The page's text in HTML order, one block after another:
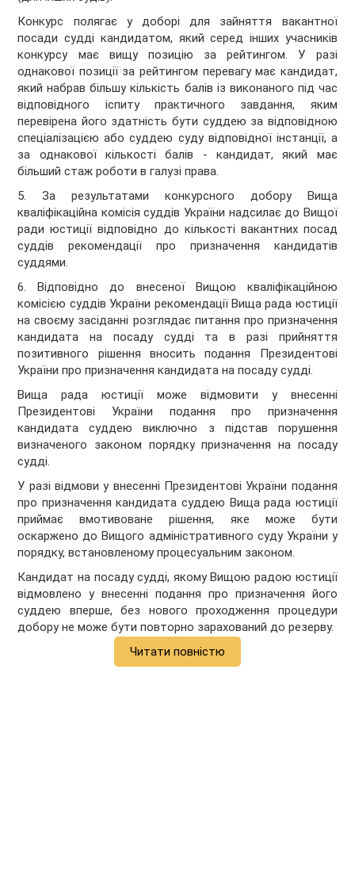
Конкурс полягає у доборі для зайняття вакантної
посади судді кандидатом, який серед інших учасників
конкурсу має вищу позицію за рейтингом. У разі
однакової позиції за рейтингом перевагу має кандидат,
який набрав більшу кількість балів із виконаного під час
відповідного іспиту практичного завдання, яким
перевірена його здатність бути суддею за відповідною
спеціалізацією або суддею суду відповідної інстанції, а
за однакової кількості балів - кандидат, який має
більший стаж роботи в галузі права.
5. За результатами конкурсного добору Вища
кваліфікаційна комісія суддів України надсилає до Вищої
ради юстиції відповідно до кількості вакантних посад
суддів рекомендації про призначення кандидатів
суддями.
6. Відповідно до внесеної Вищою кваліфікаційною
комісією суддів України рекомендації Вища рада юстиції
на своєму засіданні розглядає питання про призначення
кандидата на посаду судді та в разі прийняття
позитивного рішення вносить подання Президентові
України про призначення кандидата на посаду судді.
Вища рада юстиції може відмовити у внесенні
Президентові України подання про призначення
кандидата суддею виключно з підстав порушення
визначеного законом порядку призначення на посаду
судді.
У разі відмови у внесенні Президентові України подання
про призначення кандидата суддею Вища рада юстиції
приймає вмотивоване рішення, яке може бути
оскаржено до Вищого адміністративного суду України у
порядку, встановленому процесуальним законом.
Кандидат на посаду судді, якому Вищою радою юстиції
відмовлено у внесенні подання про призначення його
суддею вперше, без нового проходження процедури
добору не може бути повторно зарахований до резерву.
Читати повністю